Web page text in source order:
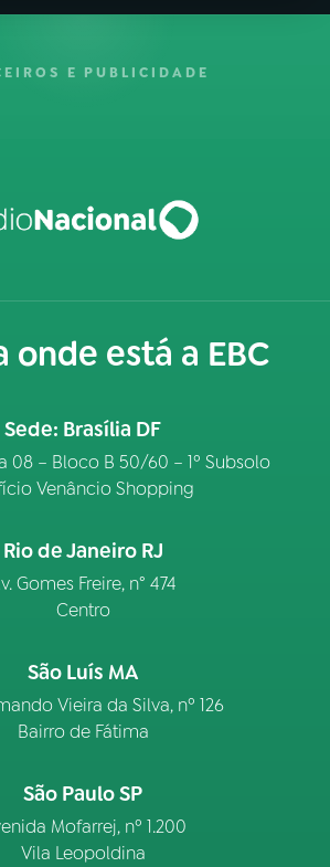
E PUBLICIDADE
onde está a EBC
Sede: Brasília DF
08 – Bloco B 50/60 – 1º Subsolo
Venâncio Shopping
Rio de Janeiro RJ
Gomes Freire, n° 474
Centro
São Luís MA
Vieira da Silva, nº 126
Bairro de Fátima
São Paulo SP
Mofarrej, nº 1.200
Vila Leopoldina